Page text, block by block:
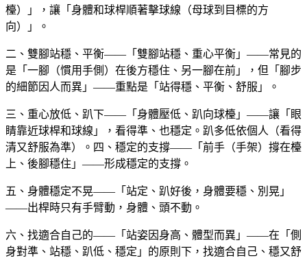
檯）」，讓「身體和球桿順著擊球線（母球到目標的方
向）」。
二、雙腳站穩、平衡——「雙腳站穩、重心平衡」——常見的
是「一腳（慣用手側）在後方穩住、另一腳在前」，但「腳步
的細節因人而異」——重點是「站得穩、平衡、舒服」。
三、重心放低、趴下——「身體壓低、趴向球檯」——讓「眼
睛靠近球桿和球線」，看得準、也穩定。趴多低依個人（看得
清又舒服為準）。四、穩定的支撐——「前手（手架）撐在檯
上、後腳穩住」——形成穩定的支撐。
五、身體穩定不晃——「站定、趴好後，身體要穩、別晃」
——出桿時只有手臂動，身體、頭不動。
六、找適合自己的——「站姿因身高、體型而異」——在「側
身對準、站穩、趴低、穩定」的原則下，找適合自己、穩又舒